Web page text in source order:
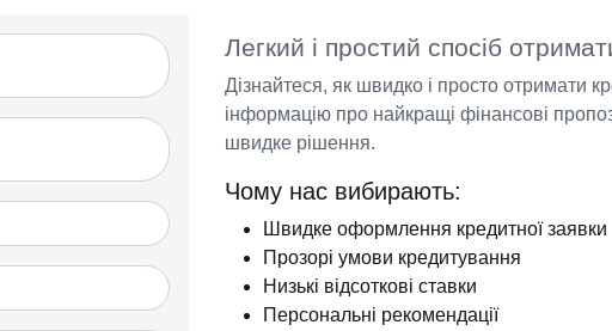
Легкий і простий спосіб
Дізнайтеся, як швидко і просто отримати
інформацію про найкращі фінансові
швидке рішення.
Чому нас вибирають:
Швидке оформлення кредитної заявки
Прозорі умови кредитування
Низькі відсоткові ставки
Персональні рекомендації